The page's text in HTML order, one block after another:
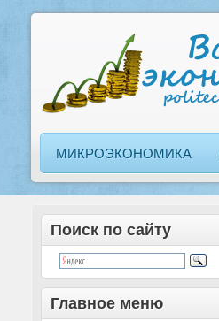
МИКРОЭКОНОМИКА
Поиск по сайту
Главное меню